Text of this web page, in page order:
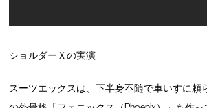
ショルダーＸの実演
スーツエックスは、下半身不随で車いすに頼